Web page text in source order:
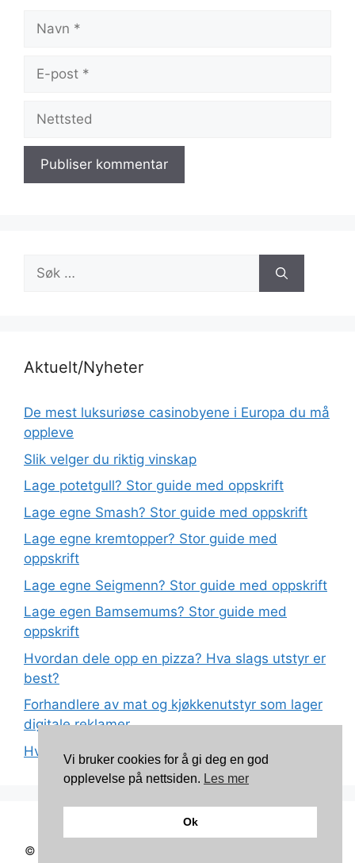
Navn
Nettsted
Søk
etter:
Aktuelt/Nyheter
De mest luksuriøse casinobyene i Europa du må
oppleve
Slik velger du riktig vinskap
Lage potetgull? Stor guide med oppskrift
Lage egne Smash? Stor guide med oppskrift
Lage egne kremtopper? Stor guide med
oppskrift
Lage egne Seigmenn? Stor guide med oppskrift
Lage egen Bamsemums? Stor guide med
oppskrift
Hvordan dele opp en pizza? Hva slags utstyr er
best?
Forhandlere av mat og kjøkkenutstyr som lager
digitale reklamer
Hva betyr det at plast har matkvalitet?
Kontakt: torunnbeategjerven@gmail.com
© 2026 Mine oppskrifter
Vi bruker cookies for å gi deg en god
opplevelse på nettsiden. Les mer
Ok